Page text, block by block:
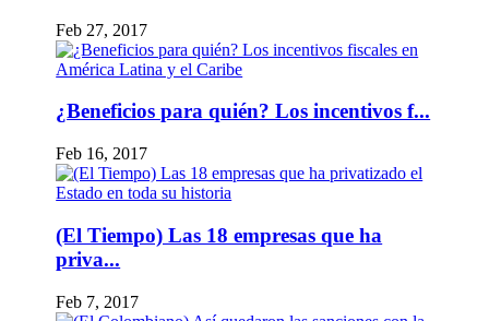
Feb 27, 2017
¿Beneficios para quién? Los incentivos f...
Feb 16, 2017
(El Tiempo) Las 18 empresas que ha
priva...
Feb 7, 2017